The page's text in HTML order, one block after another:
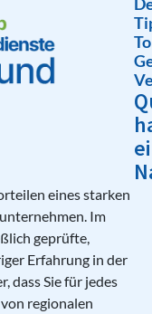
eines starken
Im
geprüfte,
Erfahrung in der
dass Sie für jedes
regionalen